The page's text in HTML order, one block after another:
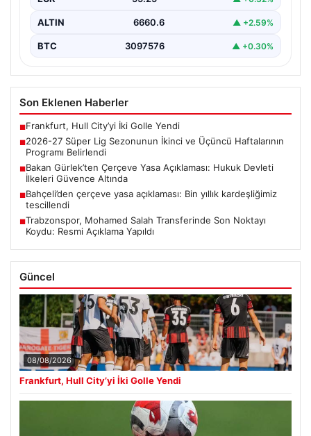
ALTIN 6660.6 ▲ +2.59%
BTC 3097576 ▲ +0.30%
Son Eklenen Haberler
■Frankfurt, Hull City’yi İki Golle Yendi
■2026-27 Süper Lig Sezonunun İkinci ve Üçüncü Haftalarının
Programı Belirlendi
■Bakan Gürlek’ten Çerçeve Yasa Açıklaması: Hukuk Devleti
İlkeleri Güvence Altında
■Bahçeli’den çerçeve yasa açıklaması: Bin yıllık kardeşliğimiz
tescillendi
■Trabzonspor, Mohamed Salah Transferinde Son Noktayı
Koydu: Resmi Açıklama Yapıldı
Güncel
08/08/2026
Frankfurt, Hull City’yi İki Golle Yendi